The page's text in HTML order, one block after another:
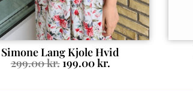
Simone Lang Kjole Hvid
299.00kr.199.00kr.